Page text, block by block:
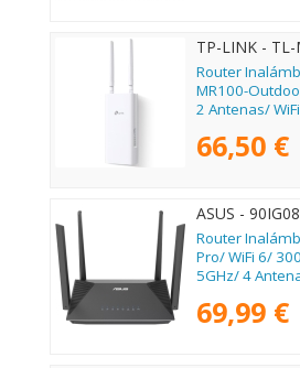
TP-LINK -
Router
MR100-
2 Antenas/
66,50 €
ASUS -
Router
Pro/ WiFi 6/
5GHz/ 4
69,99 €